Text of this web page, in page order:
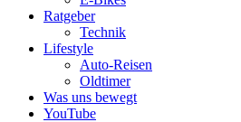
Ratgeber
Technik
Lifestyle
Auto-Reisen
Oldtimer
Was uns bewegt
YouTube